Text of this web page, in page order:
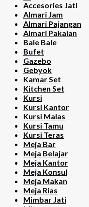
Accesories Jati
Almari Jam
Almari Pajangan
Almari Pakaian
Bale Bale
Bufet
Gazebo
Gebyok
Kamar Set
Kitchen Set
Kursi
Kursi Kantor
Kursi Malas
Kursi Tamu
Kursi Teras
Meja Bar
Meja Belajar
Meja Kantor
Meja Konsul
Meja Makan
Meja Rias
Mimbar Jati